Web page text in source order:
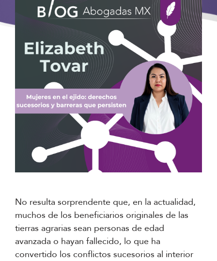
No resulta sorprendente que, en la actualidad,
muchos de los beneficiarios originales de las
tierras agrarias sean personas de edad
avanzada o hayan fallecido, lo que ha
convertido los conflictos sucesorios al interior